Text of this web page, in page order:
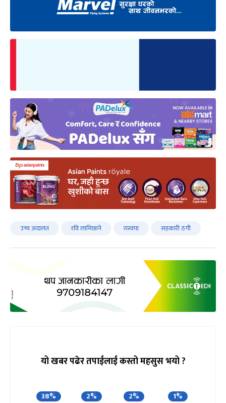
उच्च अदालत रवि लामिछाने रास्वपा सहकारी ठगी
यो खबर पढेर तपाईलाई कस्तो महसुस भयो ?
38% 2% 2% 1%